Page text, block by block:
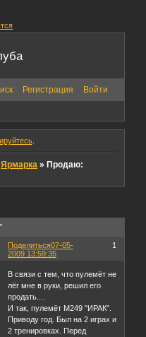
Регистрация Войти
.
Ярмарка »Продаю:
Поделиться 1
07-05-
2009 13:59:35
В связи с тем, что пулемёт не
лёг мне в руки, решил его
продать....
И так, пулемёт М249 "ИРАК".
Приводу год. Был на 2 играх и
2 тренировках. Перед